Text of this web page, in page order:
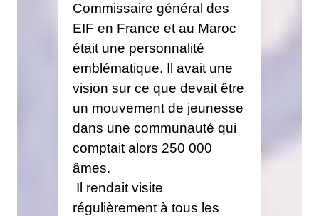
Commissaire général des
EIF en France et au Maroc
était une personnalité
emblématique. Il avait une
vision sur ce que devait être
un mouvement de jeunesse
dans une communauté qui
comptait alors 250 000
âmes.
Il rendait visite
régulièrement à tous les